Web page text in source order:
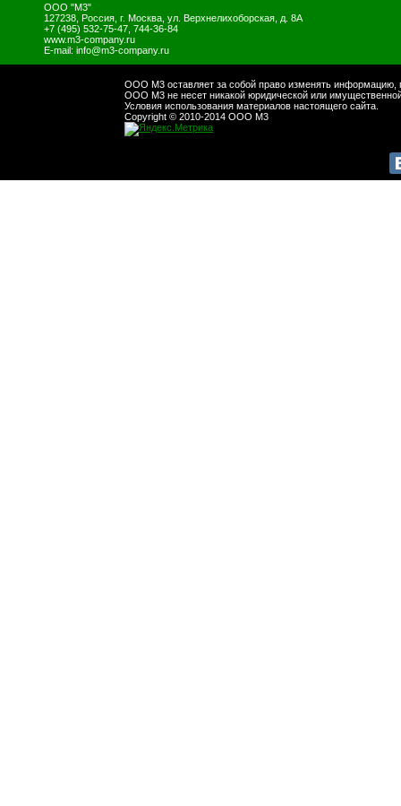
ООО "М3"
127238 Россия г. Москва ул. Верхнелихоборская, д. 8А
+7 (495) 532-75-47, 744-36-84
www.m3-company.ru
E-mail: info@m3-company.ru
ООО М3 оставляет за собой право изменять информацию,
ООО М3 не несет никакой юридической или
Условия использования материалов настоящего сайта.
Copyright © 2010-2014 ООО М3